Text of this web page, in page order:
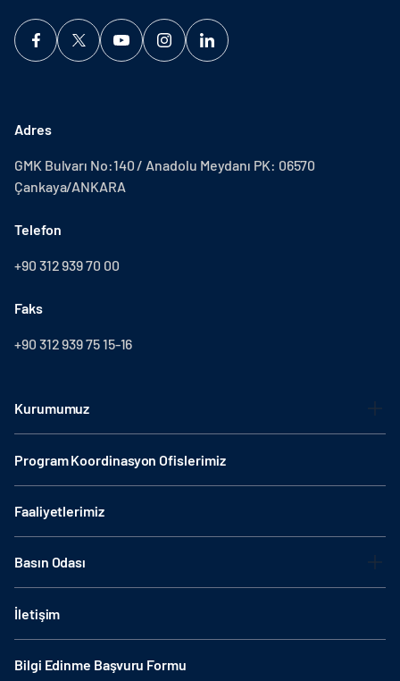
Adres
GMK Bulvarı No:140 / Anadolu Meydanı PK: 06570
Çankaya/ANKARA
Telefon
+90 312 939 70 00
Faks
+90 312 939 75 15-16
Kurumumuz
Program Koordinasyon Ofislerimiz
Faaliyetlerimiz
Basın Odası
İletişim
Bilgi Edinme Başvuru Formu